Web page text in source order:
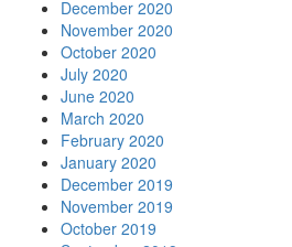
December 2020
November 2020
October 2020
July 2020
June 2020
March 2020
February 2020
January 2020
December 2019
November 2019
October 2019